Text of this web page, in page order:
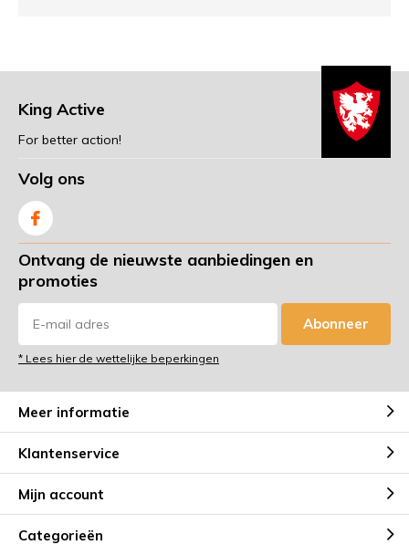
King Active
For better action!
Volg ons
Ontvang de nieuwste aanbiedingen en
promoties
Abonneer
* Lees hier de wettelijke beperkingen
Meer informatie
Klantenservice
Mijn account
Categorieën